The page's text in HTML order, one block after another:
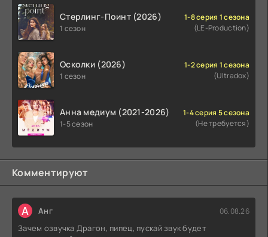
Стерлинг-Поинт (2026)
1 сезон
1-8 серия 1 сезона
(LE-Production)
Осколки (2026)
1 сезон
1-2 серия 1 сезона
(Ultradox)
Анна медиум (2021-2026)
1-5 сезон
1-4 серия 5 сезона
(Не требуется)
Комментируют
А Анг 06.08.26
Зачем озвучка Драгон, пипец, пускай звук будет